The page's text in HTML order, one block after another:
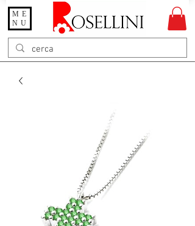
Gioielleria Rosellini
Rosellini online
ME
NU